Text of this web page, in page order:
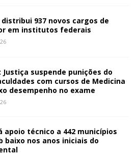
937 novos cargos de
em institutos federais
Justiça suspende punições do
com cursos de Medicina
desempenho no exame
apoio técnico a 442 municípios
baixo nos anos iniciais do